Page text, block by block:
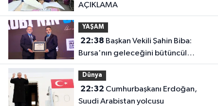
AÇIKLAMA
YAŞAM
22:38
Bursa'nın geleceğini bütüncül
anlayışla planlıyoruz
Dünya
22:32
Suudi Arabistan yolcusu